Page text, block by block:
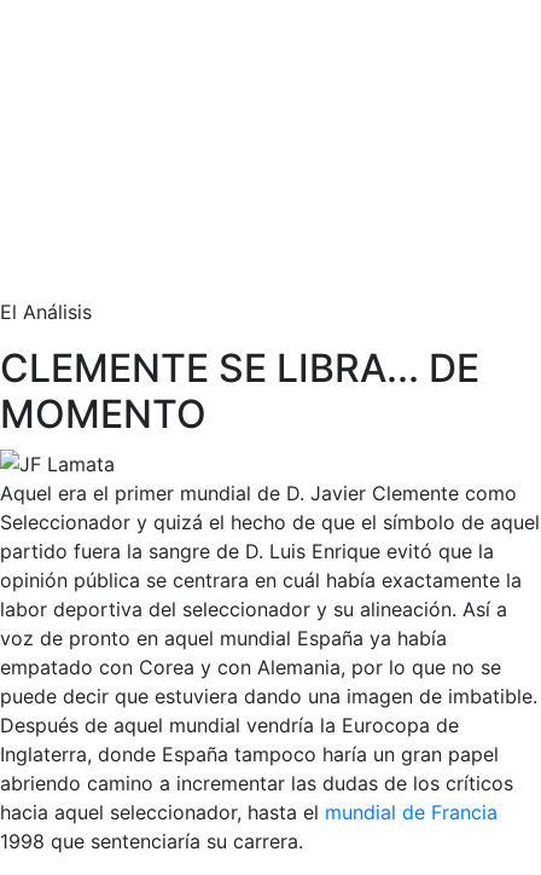
El Análisis
CLEMENTE SE LIBRA... DE
MOMENTO
Aquel era el primer mundial de D. Javier Clemente como
Seleccionador y quizá el hecho de que el símbolo de aquel
partido fuera la sangre de D. Luis Enrique evitó que la
opinión pública se centrara en cuál había exactamente la
labor deportiva del seleccionador y su alineación. Así a
voz de pronto en aquel mundial España ya había
empatado con Corea y con Alemania, por lo que no se
puede decir que estuviera dando una imagen de imbatible.
Después de aquel mundial vendría la Eurocopa de
Inglaterra, donde España tampoco haría un gran papel
abriendo camino a incrementar las dudas de los críticos
hacia aquel seleccionador, hasta el mundial de Francia
1998 que sentenciaría su carrera.